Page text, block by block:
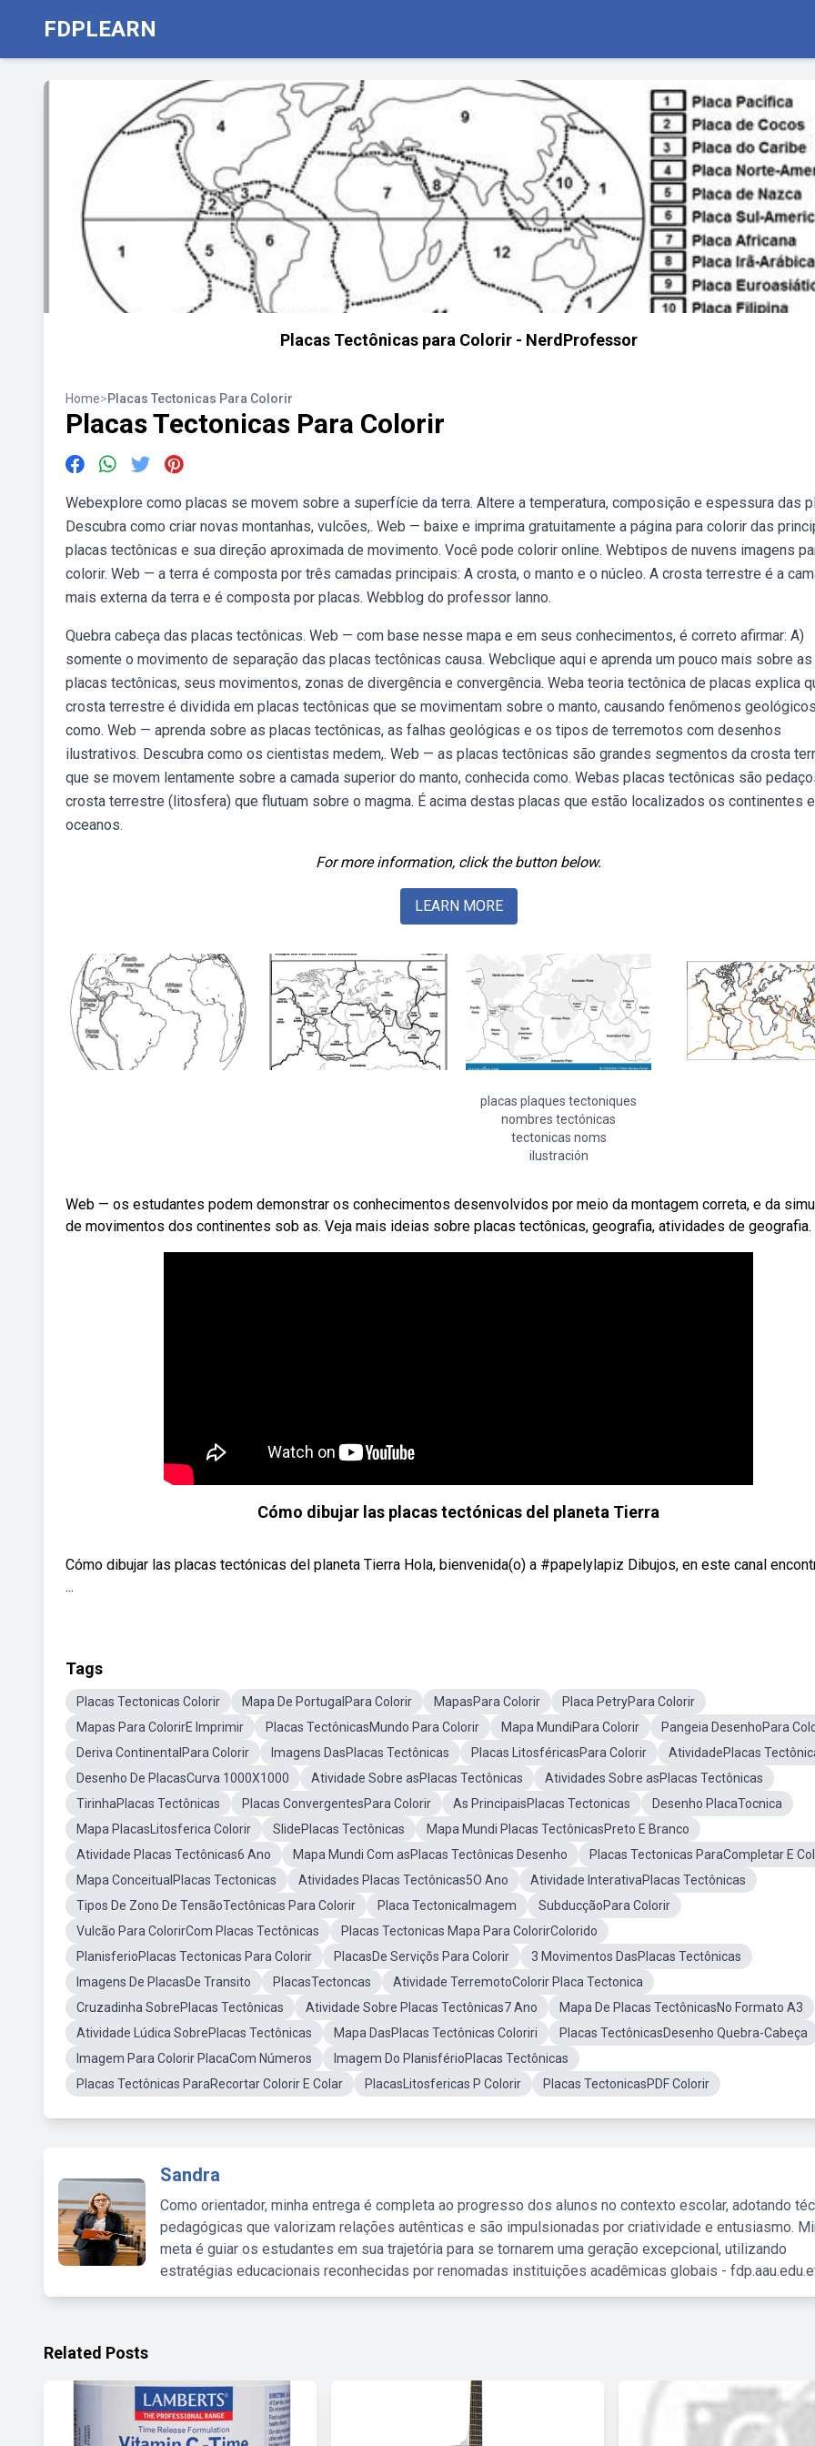
FDPLEARN
Placas Tectônicas para Colorir - NerdProfessor
Home>Placas Tectonicas Para Colorir
Placas Tectonicas Para Colorir
Webexplore como placas se movem sobre a superfície da terra. Altere a temperatura, composição e espessura das
Descubra como criar novas montanhas, vulcões,. Web — baixe e imprima gratuitamente a página para colorir das
placas tectônicas e sua direção aproximada de movimento. Você pode colorir online. Webtipos de nuvens imagens
colorir. Web — a terra é composta por três camadas principais: A crosta, o manto e o núcleo. A crosta terrestre é a
mais externa da terra e é composta por placas. Webblog do professor lanno.
Quebra cabeça das placas tectônicas. Web — com base nesse mapa e em seus conhecimentos, é correto afirmar: A)
somente o movimento de separação das placas tectônicas causa. Webclique aqui e aprenda um pouco mais sobre as
placas tectônicas, seus movimentos, zonas de divergência e convergência. Weba teoria tectônica de placas explica
crosta terrestre é dividida em placas tectônicas que se movimentam sobre o manto, causando fenômenos geológicos
como. Web — aprenda sobre as placas tectônicas, as falhas geológicas e os tipos de terremotos com desenhos
ilustrativos. Descubra como os cientistas medem,. Web — as placas tectônicas são grandes segmentos da crosta
que se movem lentamente sobre a camada superior do manto, conhecida como. Webas placas tectônicas são
crosta terrestre (litosfera) que flutuam sobre o magma. É acima destas placas que estão localizados os continentes e
oceanos.
For more information, click the button below.
LEARN MORE
placas plaques tectoniques
nombres tectónicas
tectonicas noms
ilustración
Web — os estudantes podem demonstrar os conhecimentos desenvolvidos por meio da montagem correta, e da
de movimentos dos continentes sob as. Veja mais ideias sobre placas tectônicas, geografia, atividades de geografia.
Cómo dibujar las placas tectónicas del planeta Tierra
Cómo dibujar las placas tectónicas del planeta Tierra Hola, bienvenida(o) a #papelylapiz Dibujos, en este canal
...
Tags
Placas Tectonicas Colorir Mapa De PortugalPara Colorir MapasPara Colorir
Placa PetryPara Colorir
Mapas Para ColorirE Imprimir
Placas TectônicasMundo Para Colorir Mapa MundiPara Colorir
Pangeia DesenhoPara
Deriva ContinentalPara Colorir
Imagens DasPlacas Tectônicas Placas LitosféricasPara Colorir
AtividadePlacas
Desenho De PlacasCurva 1000X1000
Atividade Sobre asPlacas Tectônicas
Atividades Sobre asPlacas Tectônicas
TirinhaPlacas Tectônicas
Placas ConvergentesPara Colorir As PrincipaisPlacas Tectonicas
Desenho PlacaTocnica
Mapa PlacasLitosferica Colorir
SlidePlacas Tectônicas
Mapa Mundi Placas TectônicasPreto E Branco
Atividade Placas Tectônicas6 Ano
Mapa Mundi Com asPlacas Tectônicas Desenho
Placas Tectonicas ParaCompletar E
Mapa ConceitualPlacas Tectonicas
Atividades Placas Tectônicas5O Ano
Atividade InterativaPlacas Tectônicas
Tipos De Zono De TensãoTectônicas Para Colorir
Placa TectonicaImagem
SubducçãoPara Colorir
Vulcão Para ColorirCom Placas Tectônicas
Placas Tectonicas Mapa Para ColorirColorido
PlanisferioPlacas Tectonicas Para Colorir
PlacasDe Serviçõs Para Colorir
3 Movimentos DasPlacas Tectônicas
Imagens De PlacasDe Transito
PlacasTectoncas
Atividade TerremotoColorir Placa Tectonica
Cruzadinha SobrePlacas Tectônicas
Atividade Sobre Placas Tectônicas7 Ano
Mapa De Placas TectônicasNo Formato A3
Atividade Lúdica SobrePlacas Tectônicas
Mapa DasPlacas Tectônicas Coloriri
Placas TectônicasDesenho Quebra-Cabeça
Imagem Para Colorir PlacaCom Números
Imagem Do PlanisférioPlacas Tectônicas
Placas Tectônicas ParaRecortar Colorir E Colar
PlacasLitosfericas P Colorir Placas TectonicasPDF Colorir
Sandra
Como orientador, minha entrega é completa ao progresso dos alunos no contexto escolar, adotando
pedagógicas que valorizam relações autênticas e são impulsionadas por criatividade e entusiasmo.
meta é guiar os estudantes em sua trajetória para se tornarem uma geração excepcional, utilizando
estratégias educacionais reconhecidas por renomadas instituições acadêmicas globais -
Related Posts